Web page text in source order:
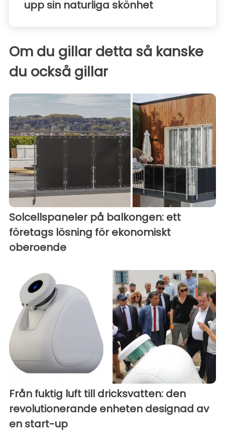
upp sin naturliga skönhet
Om du gillar detta så kanske
du också gillar
Solcellspaneler på balkongen: ett
företags lösning för ekonomiskt
oberoende
Från fuktig luft till dricksvatten: den
revolutionerande enheten designad av
en start-up